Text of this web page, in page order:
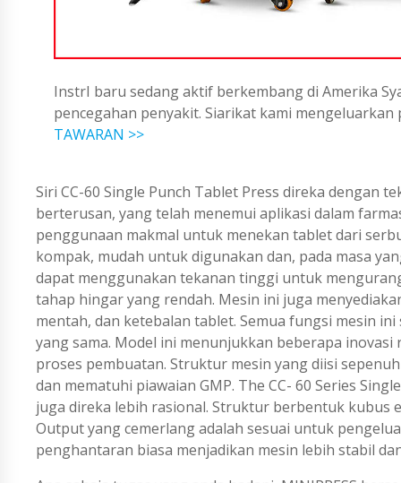
InstrI baru sedang aktif berkembang di Amerika
pencegahan penyakit. Siarikat kami
TAWARAN >>
Siri CC-60 Single Punch Tablet Press direka dengan
berterusan, yang telah menemui aplikasi dalam
penggunaan makmal untuk menekan tablet dari
kompak, mudah untuk digunakan dan, pada masa
dapat menggunakan tekanan tinggi untuk
tahap hingar yang rendah. Mesin ini juga
mentah, dan ketebalan tablet. Semua fungsi mesin
yang sama. Model ini menunjukkan beberapa
proses pembuatan. Struktur mesin yang diisi
dan mematuhi piawaian GMP. The CC- 60 Series
juga direka lebih rasional. Struktur berbentuk kubus
Output yang cemerlang adalah sesuai untuk
penghantaran biasa menjadikan mesin lebih stabil